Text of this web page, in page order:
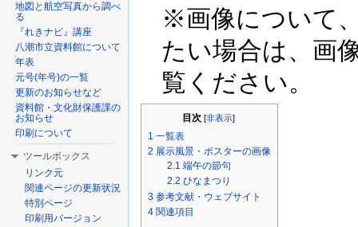
※画像について
たい場合は、画
覧ください。
目次[非表示]
1 一覧表
2 展示風景・ポスターの画像
2.1 端午の節句
2.2 ひなまつり
3 参考文献・ウェブサイト
4 関連項目
地図と航空写真から調べ
る
『れきナビ』講座
八潮市立資料館について
年表
元号(年号)の一覧
更新のお知らせなど
資料館・文化財保護課の
お知らせ
印刷について
ツールボックス
リンク元
関連ページの更新状況
特別ページ
印刷用バージョン